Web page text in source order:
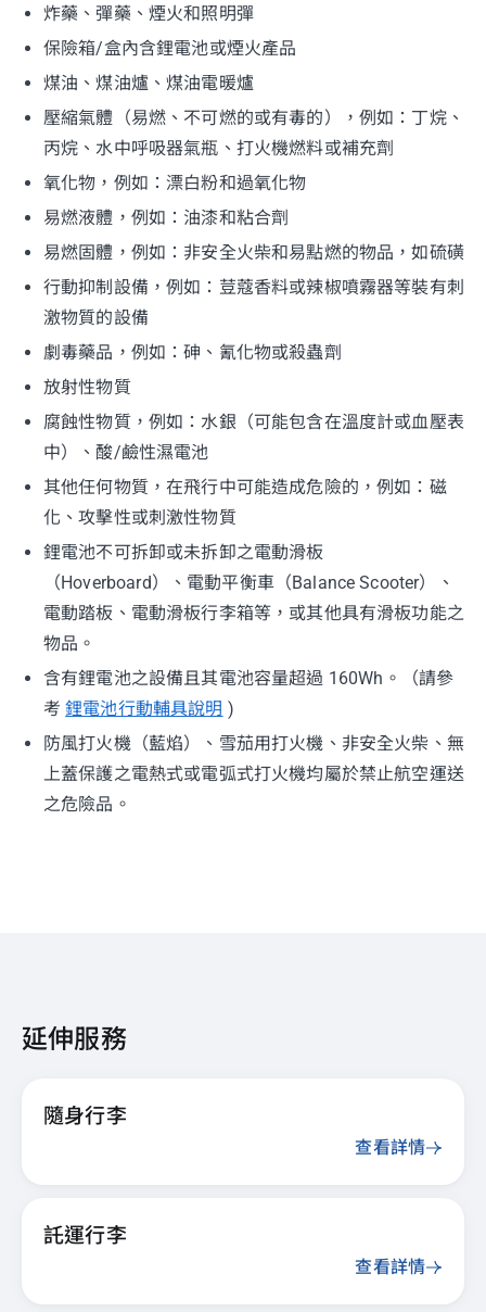
炸藥、彈藥、煙火和照明彈
保險箱/盒內含鋰電池或煙火產品
煤油、煤油爐、煤油電暖爐
壓縮氣體（易燃、不可燃的或有毒的），例如：丁烷、
丙烷、水中呼吸器氣瓶、打火機燃料或補充劑
氧化物，例如：漂白粉和過氧化物
易燃液體，例如：油漆和粘合劑
易燃固體，例如：非安全火柴和易點燃的物品，如硫磺
行動抑制設備，例如：荳蔻香料或辣椒噴霧器等裝有刺
激物質的設備
劇毒藥品，例如：砷、氰化物或殺蟲劑
放射性物質
腐蝕性物質，例如：水銀（可能包含在溫度計或血壓表
中）、酸/鹼性濕電池
其他任何物質，在飛行中可能造成危險的，例如：磁
化、攻擊性或刺激性物質
鋰電池不可拆卸或未拆卸之電動滑板
（Hoverboard）、電動平衡車（Balance Scooter）、
電動踏板、電動滑板行李箱等，或其他具有滑板功能之
物品。
含有鋰電池之設備且其電池容量超過 160Wh。（請參
考 鋰電池行動輔具說明 )
防風打火機（藍焰）、雪茄用打火機、非安全火柴、無
上蓋保護之電熱式或電弧式打火機均屬於禁止航空運送
之危險品。
延伸服務
隨身行李
查看詳情
託運行李
查看詳情